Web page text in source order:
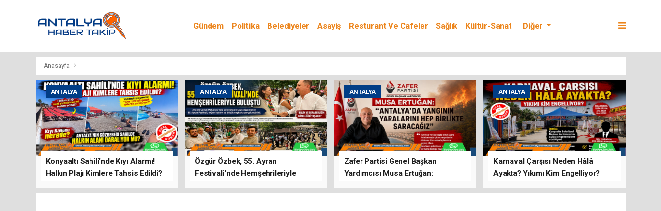
Gündem Politika Belediyeler Asayiş Resturant Ve Cafeler Sağlık
Kültür-Sanat
Diğer
Anasayfa
ANTALYA
Konyaaltı Sahili'nde Kıyı Alarmı!
Halkın Plajı Kimlere Tahsis Edildi?
ANTALYA
Özgür Özbek, 55. Ayran
Festivali'nde Hemşehrileriyle
ANTALYA
Zafer Partisi Genel Başkan
Yardımcısı Musa Ertuğan:
ANTALYA
Karnaval Çarşısı Neden Hâlâ
Ayakta? Yıkımı Kim Engelliyor?